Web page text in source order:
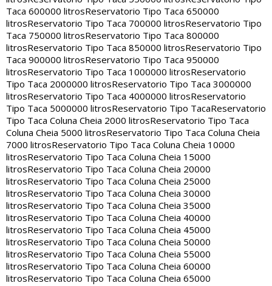
Taca 600000 litrosReservatorio Tipo Taca 650000
litrosReservatorio Tipo Taca 700000 litrosReservatorio Tipo
Taca 750000 litrosReservatorio Tipo Taca 800000
litrosReservatorio Tipo Taca 850000 litrosReservatorio Tipo
Taca 900000 litrosReservatorio Tipo Taca 950000
litrosReservatorio Tipo Taca 1000000 litrosReservatorio
Tipo Taca 2000000 litrosReservatorio Tipo Taca 3000000
litrosReservatorio Tipo Taca 4000000 litrosReservatorio
Tipo Taca 5000000 litrosReservatorio Tipo TacaReservatorio
Tipo Taca Coluna Cheia 2000 litrosReservatorio Tipo Taca
Coluna Cheia 5000 litrosReservatorio Tipo Taca Coluna Cheia
7000 litrosReservatorio Tipo Taca Coluna Cheia 10000
litrosReservatorio Tipo Taca Coluna Cheia 15000
litrosReservatorio Tipo Taca Coluna Cheia 20000
litrosReservatorio Tipo Taca Coluna Cheia 25000
litrosReservatorio Tipo Taca Coluna Cheia 30000
litrosReservatorio Tipo Taca Coluna Cheia 35000
litrosReservatorio Tipo Taca Coluna Cheia 40000
litrosReservatorio Tipo Taca Coluna Cheia 45000
litrosReservatorio Tipo Taca Coluna Cheia 50000
litrosReservatorio Tipo Taca Coluna Cheia 55000
litrosReservatorio Tipo Taca Coluna Cheia 60000
litrosReservatorio Tipo Taca Coluna Cheia 65000